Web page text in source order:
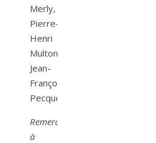
Merly,
Pierre-
Henri
Multon,
Jean-
François
Pecquery
Remerciements
à